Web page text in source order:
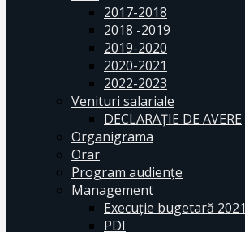
2017-2018
2018 -2019
2019-2020
2020-2021
2022-2023
Venituri salariale
DECLARAŢIE DE AVERE
Organigrama
Orar
Program audiențe
Management
Execuţie bugetară 2021
PDI